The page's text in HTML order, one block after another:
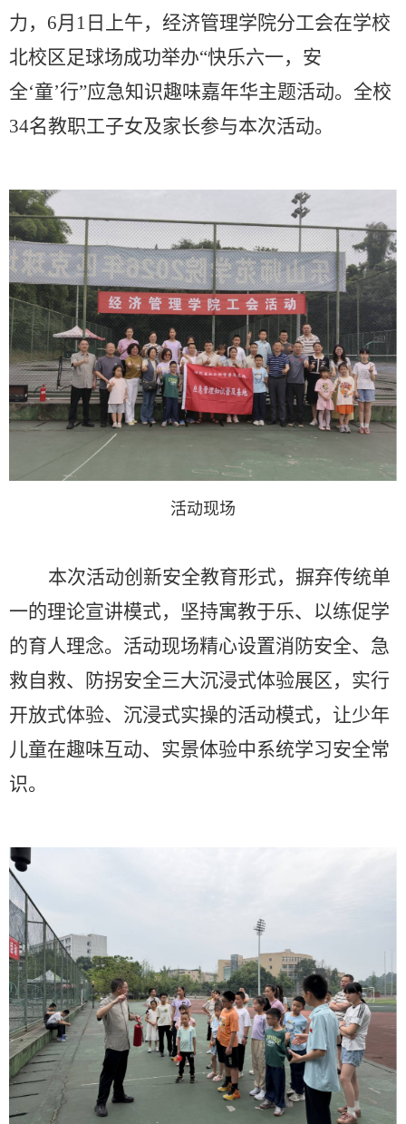
力， 6月1日上午，经济管理学院分工会在学校
北校区足球场成功举办“快乐六一，安
全‘童’行”应急知识趣味嘉年华主题活动。全校
34名教职工子女及家长参与本次活动。
活动现场
本次活动创新安全教育形式，摒弃传统单
一的理论宣讲模式，坚持寓教于乐、以练促学
的育人理念。活动现场精心设置消防安全、急
救自救、防拐安全三大沉浸式体验展区，实行
开放式体验、沉浸式实操的活动模式，让少年
儿童在趣味互动、实景体验中系统学习安全常
识。